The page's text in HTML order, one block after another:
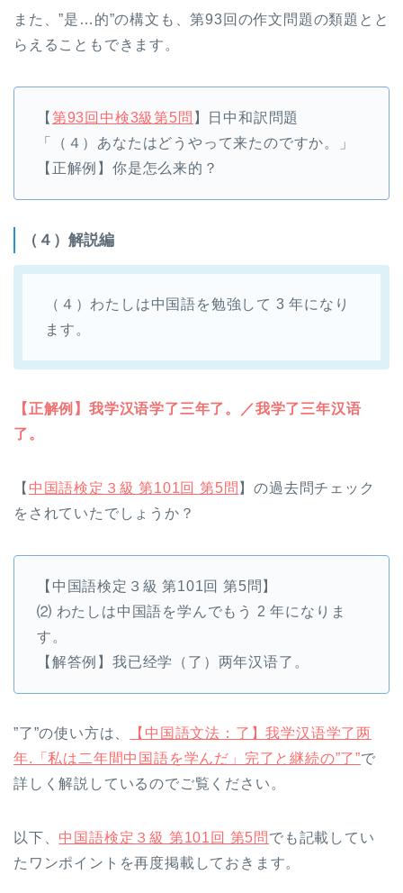
また、”是…的”の構文も、第93回の作文問題の類題とと
らえることもできます。
【 第93回中検3級第5問 】日中和訳問題
「（４）あなたはどうやって来たのですか。」
【正解例】你是怎么来的？
（４）解説編
（４）わたしは中国語を勉強して 3 年になり
ます。
【正解例】我学汉语学了三年了。／我学了三年汉语
了。
【 中国語検定３級 第101回 第5問 】の過去問チェック
をされていたでしょうか？
【中国語検定３級 第101回 第5問】
⑵ わたしは中国語を学んでもう 2 年になりま
す。
【解答例】我已经学（了）两年汉语了。
”了”の使い方は、
【中国語文法：了】我学汉语学了两
年.「私は二年間中国語を学んだ」完了と継続の”了”で
詳しく解説しているのでご覧ください。
以下、 中国語検定３級 第101回 第5問 でも記載してい
たワンポイントを再度掲載しておきます。